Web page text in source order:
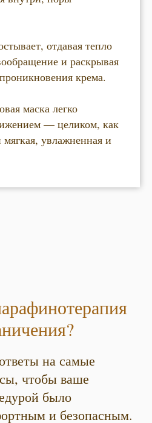
отдавая тепло
и раскрывая
крема.
маска легко
— целиком, как
увлажненная и
на самые
чтобы ваше
было
и безопасным.